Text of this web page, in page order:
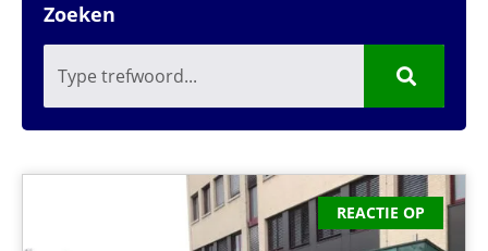
Zoeken
REACTIE OP